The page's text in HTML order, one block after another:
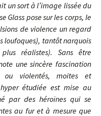
un sort à l’image lissée du
Glass pose sur les corps, le
de violence un regard
loufoques), tantôt narquois
réalistes). Sans être
une sincère fascination
ou violentés, moites et
étudiée est mise au
par des héroïnes qui se
au fur et à mesure que